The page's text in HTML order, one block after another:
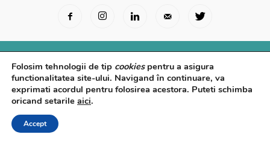
Surse Primare Analize Interviuri
Video
Rapoarte epidemiologice
Despre noi Confidențialitate
© Powered byControl F5
Folosim tehnologii de tip cookiespentru a asigura
functionalitatea site-ului. Navigand în continuare, va
exprimati acordul pentru folosirea acestora. Puteti schimba
oricand setarile aici.
Accept